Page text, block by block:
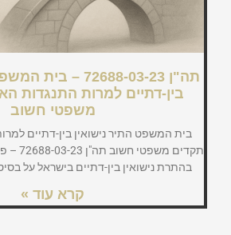
תה"ן 72688-03-23 –
בין-דתיים למרות התנגדות
משפטי חשוב
בית המשפט התיר נישואין בין-דתיים
תקדים
בהתרת נישואין בין-דתיים בישראל על
קרא עוד »